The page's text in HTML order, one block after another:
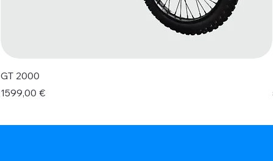
GT 2000
Prezzo
1599,00 €